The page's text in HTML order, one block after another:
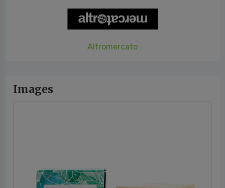
Altromercato
Images